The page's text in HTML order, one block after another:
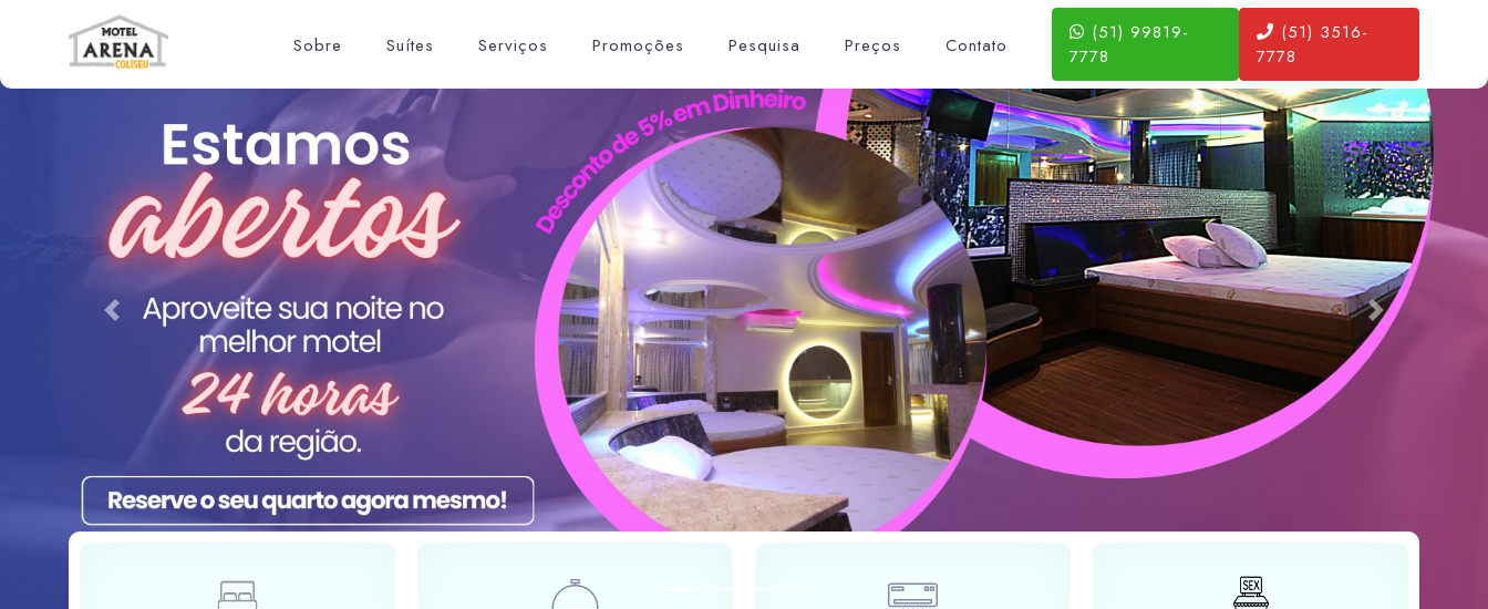
Sobre Suítes Serviços Promoções Pesquisa Preços Contato
(51) 99819-
7778
(51) 3516-
7778
Previous Next